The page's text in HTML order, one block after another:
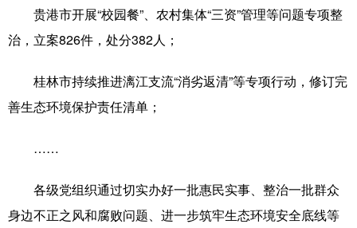
贵港市开展“校园餐”、农村集体“三资”管理等问题专项整
治，立案826件，处分382人；
桂林市持续推进漓江支流“消劣返清”等专项行动，修订完
善生态环境保护责任清单；
……
各级党组织通过切实办好一批惠民实事、整治一批群众
身边不正之风和腐败问题、进一步筑牢生态环境安全底线等